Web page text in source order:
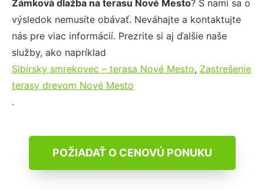
Zámková dlažba na terasu Nové Mesto? S nami sa o
výsledok nemusíte obávať. Neváhajte a kontaktujte
nás pre viac informácií. Prezrite si aj ďalšie naše
služby, ako napríklad
Sibírsky smrekovec – terasa Nové Mesto, Zastrešenie
terasy drevom Nové Mesto
.
POŽIADAŤ O CENOVÚ PONUKU